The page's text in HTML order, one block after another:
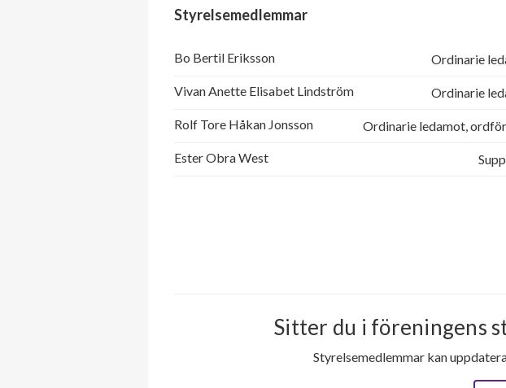
Styrelsemedlemmar
Bo Bertil Eriksson Ordinarie
Vivan Anette Elisabet Lindström Ordinarie
Rolf Tore Håkan Jonsson Ordinarie ledamot,
Ester Obra West
Sitter du i föreningens
Styrelsemedlemmar kan